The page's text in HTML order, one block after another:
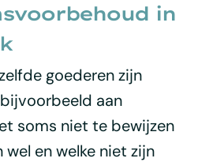
in
goederen zijn
aan
soms niet te bewijzen
wel en welke niet zijn